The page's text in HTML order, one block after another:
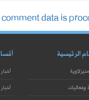
data is
الرئيسية